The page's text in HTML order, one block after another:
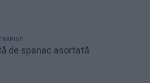
RAPIDE
de spanac asortată